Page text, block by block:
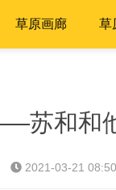
草原画廊 草
苏和和
2021-03-21